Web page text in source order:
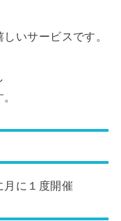
いサービスです。
月に１度開催